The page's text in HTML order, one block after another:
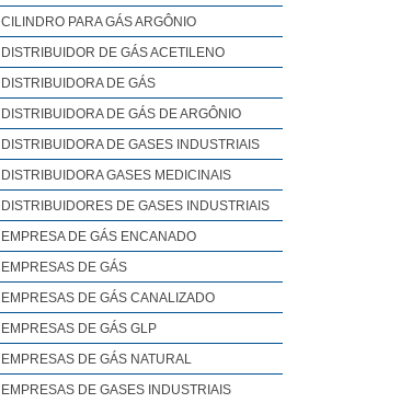
CILINDRO PARA GÁS ARGÔNIO
DISTRIBUIDOR DE GÁS ACETILENO
DISTRIBUIDORA DE GÁS
DISTRIBUIDORA DE GÁS DE ARGÔNIO
DISTRIBUIDORA DE GASES INDUSTRIAIS
DISTRIBUIDORA GASES MEDICINAIS
DISTRIBUIDORES DE GASES INDUSTRIAIS
EMPRESA DE GÁS ENCANADO
EMPRESAS DE GÁS
EMPRESAS DE GÁS CANALIZADO
EMPRESAS DE GÁS GLP
EMPRESAS DE GÁS NATURAL
EMPRESAS DE GASES INDUSTRIAIS